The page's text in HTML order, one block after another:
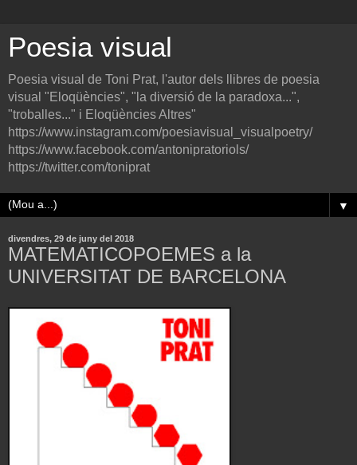
Poesia visual
Poesia visual de Toni Prat, l'autor dels llibres de poesia
visual "Eloqüències", "la diversió de la paradoxa...",
"troballes..." i Eloqüències Altres"
https://www.instagram.com/poesiavisual_visualpoetry/
https://www.facebook.com/antonipratoriols/
https://twitter.com/toniprat
▼
divendres, 29 de juny del 2018
MATEMATICOPOEMES a la
UNIVERSITAT DE BARCELONA